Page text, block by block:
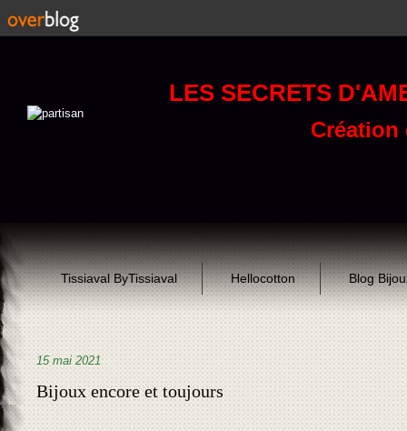
LES SECRETS
Création
Tissiaval ByTissiaval Hellocotton Blog
15 mai 2021
Bijoux encore et toujours